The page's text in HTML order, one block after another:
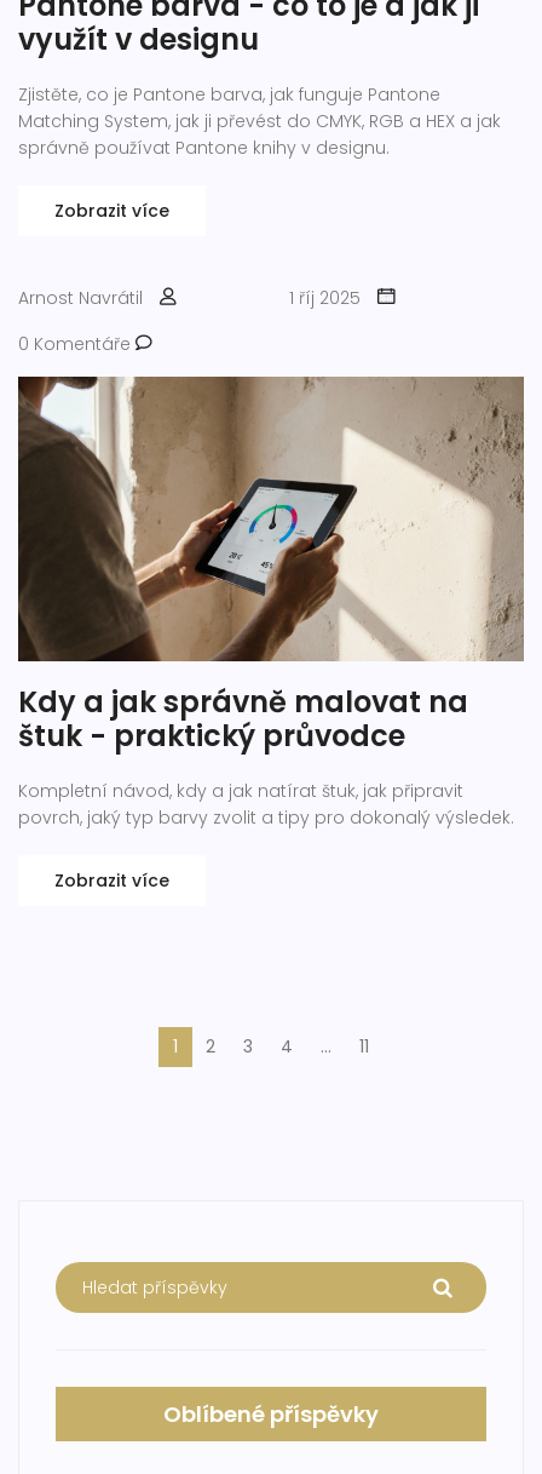
využít v designu
Zjistěte, co je Pantone barva, jak funguje Pantone
Matching System, jak ji převést do CMYK, RGB a HEX a jak
správně používat Pantone knihy v designu.
Zobrazit více
Arnost Navrátil
1 říj 2025
0 Komentáře
Kdy a jak správně malovat na
štuk - praktický průvodce
Kompletní návod, kdy a jak natírat štuk, jak připravit
povrch, jaký typ barvy zvolit a tipy pro dokonalý výsledek.
Zobrazit více
1 2 3 4 … 11
Oblíbené příspěvky